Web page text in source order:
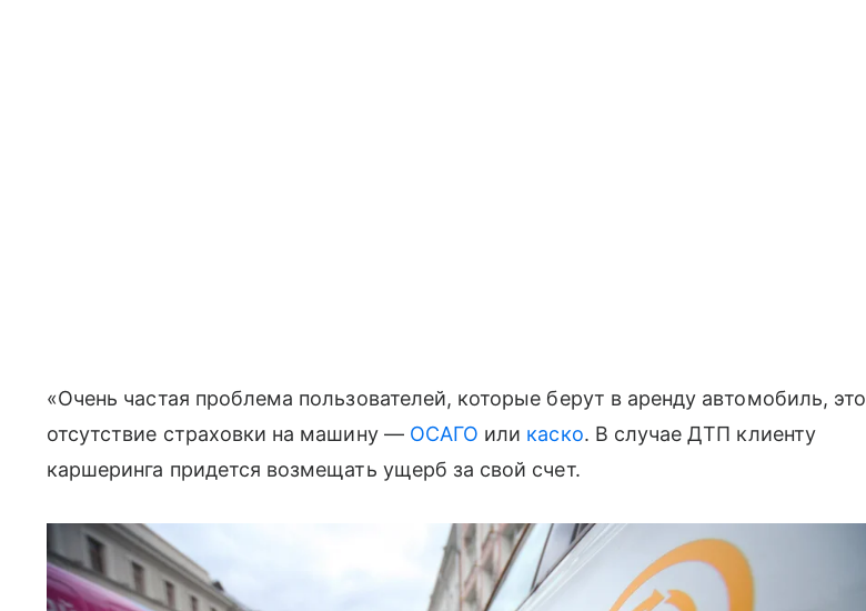
«Очень частая проблема пользователей, которые берут в аренду автомобиль, это
отсутствие страховки на машину — ОСАГО или каско. В случае ДТП клиенту
каршеринга придется возмещать ущерб за свой счет.